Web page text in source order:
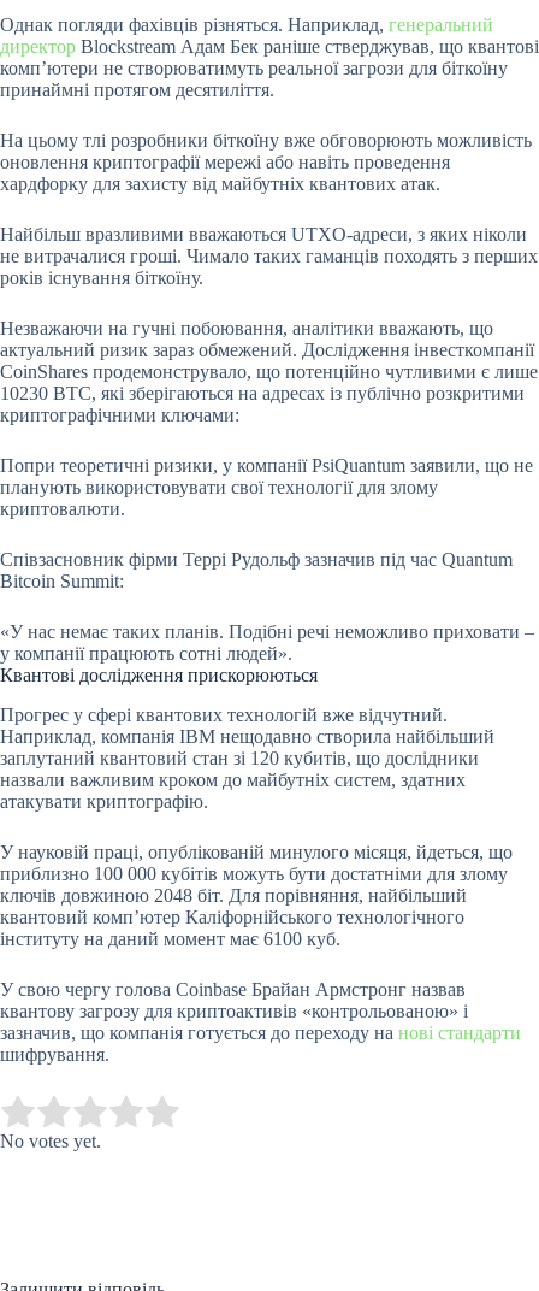
Однак погляди фахівців різняться. Наприклад, генеральний
директор Blockstream Адам Бек раніше стверджував, що квантові
комп’ютери не створюватимуть реальної загрози для біткоїну
принаймні протягом десятиліття.
На цьому тлі розробники біткоїну вже обговорюють можливість
оновлення криптографії мережі або навіть проведення
хардфорку для захисту від майбутніх квантових атак.
Найбільш вразливими вважаються UTXO-адреси, з яких ніколи
не витрачалися гроші. Чимало таких гаманців походять з перших
років існування біткоїну.
Незважаючи на гучні побоювання, аналітики вважають, що
актуальний ризик зараз обмежений. Дослідження інвесткомпанії
CoinShares продемонструвало, що потенційно чутливими є лише
10230 BTC, які зберігаються на адресах із публічно розкритими
криптографічними ключами:
Попри теоретичні ризики, у компанії PsiQuantum заявили, що не
планують використовувати свої технології для злому
криптовалюти.
Співзасновник фірми Террі Рудольф зазначив під час Quantum
Bitcoin Summit:
«У нас немає таких планів. Подібні речі неможливо приховати –
у компанії працюють сотні людей».
Квантові дослідження прискорюються
Прогрес у сфері квантових технологій вже відчутний.
Наприклад, компанія IBM нещодавно створила найбільший
заплутаний квантовий стан зі 120 кубитів, що дослідники
назвали важливим кроком до майбутніх систем, здатних
атакувати криптографію.
У науковій праці, опублікованій минулого місяця, йдеться, що
приблизно 100 000 кубітів можуть бути достатніми для злому
ключів довжиною 2048 біт. Для порівняння, найбільший
квантовий комп’ютер Каліфорнійського технологічного
інституту на даний момент має 6100 куб.
У свою чергу голова Coinbase Брайан Армстронг назвав
квантову загрозу для криптоактивів «контрольованою» і
зазначив, що компанія готується до переходу на нові стандарти
шифрування.
Rate this item:
No votes yet.